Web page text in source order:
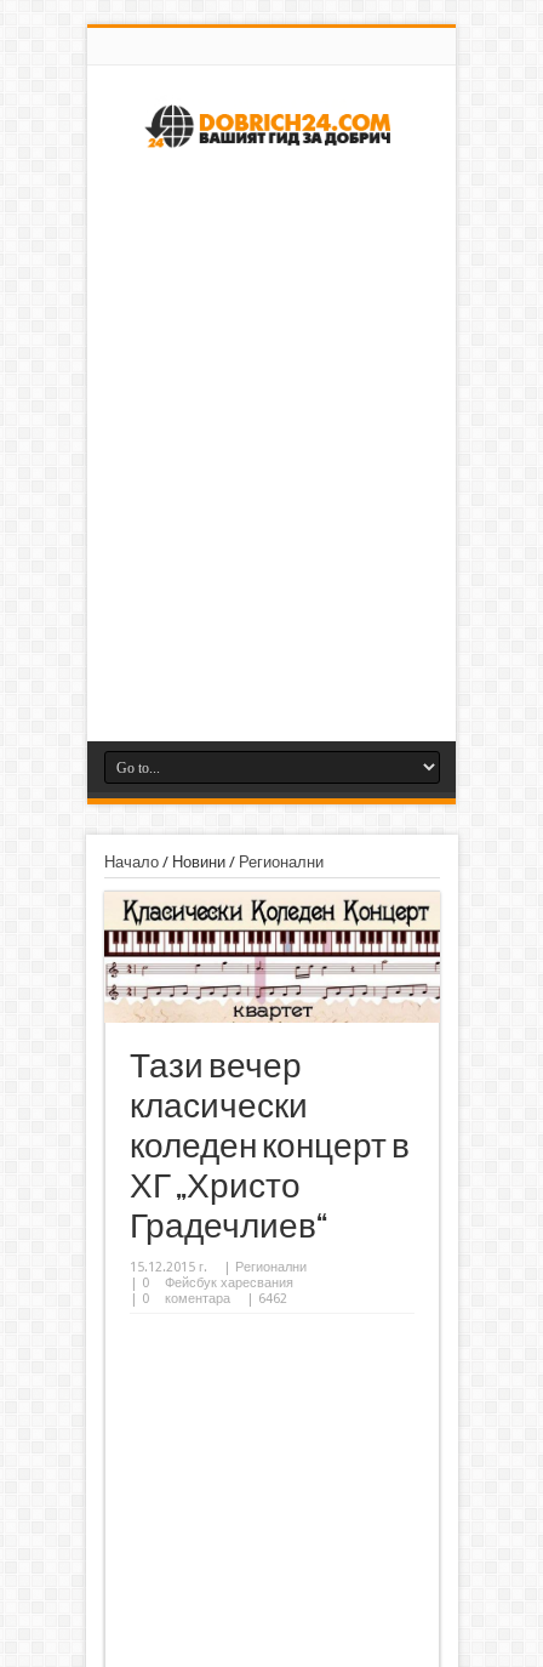
Начало/ Новини/ Регионални
Тази вечер
класически
коледен концерт в
ХГ „Христо
Градечлиев“
15.12.2015 г.
Регионални
0
Фейсбук харесвания
0 коментара | 6462